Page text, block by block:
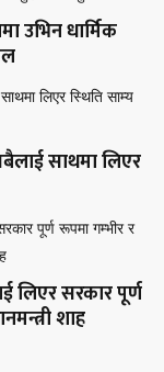
उभिन धार्मिक
साथमा लिएर
लिएर सरकार पूर्ण
शाह